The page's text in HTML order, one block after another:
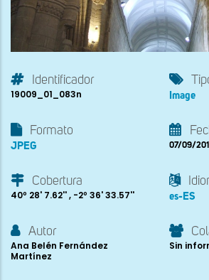
Identificador
19009_01_083n Image
Formato
JPEG 07/09/
Cobertura
40º 28' 7.62'' , -2º 36' 33.57'' es-ES
Autor
Ana Belén Fernández
Martínez
Sin